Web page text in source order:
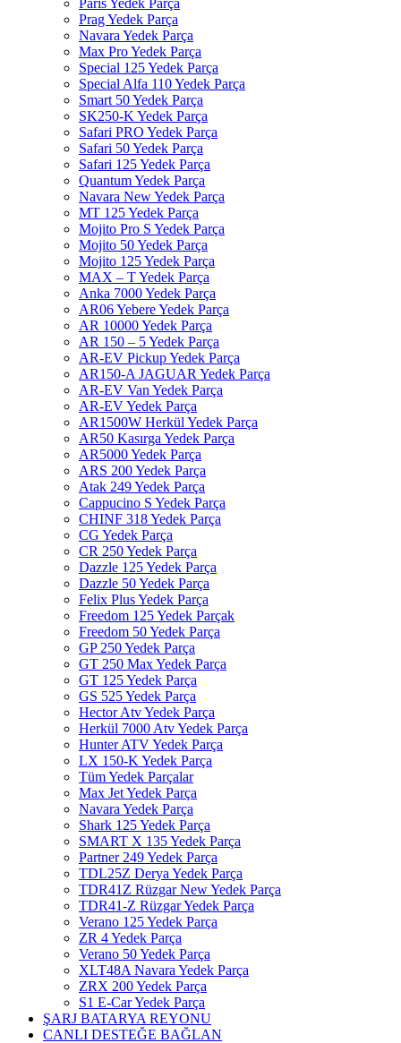
Prag Yedek Parça
Navara Yedek Parça
Max Pro Yedek Parça
Special 125 Yedek Parça
Special Alfa 110 Yedek Parça
Smart 50 Yedek Parça
SK250-K Yedek Parça
Safari PRO Yedek Parça
Safari 50 Yedek Parça
Safari 125 Yedek Parça
Quantum Yedek Parça
Navara New Yedek Parça
MT 125 Yedek Parça
Mojito Pro S Yedek Parça
Mojito 50 Yedek Parça
Mojito 125 Yedek Parça
MAX – T Yedek Parça
Anka 7000 Yedek Parça
AR06 Yebere Yedek Parça
AR 10000 Yedek Parça
AR 150 – 5 Yedek Parça
AR-EV Pickup Yedek Parça
AR150-A JAGUAR Yedek Parça
AR-EV Van Yedek Parça
AR-EV Yedek Parça
AR1500W Herkül Yedek Parça
AR50 Kasırga Yedek Parça
AR5000 Yedek Parça
ARS 200 Yedek Parça
Atak 249 Yedek Parça
Cappucino S Yedek Parça
CHINF 318 Yedek Parça
CG Yedek Parça
CR 250 Yedek Parça
Dazzle 125 Yedek Parça
Dazzle 50 Yedek Parça
Felix Plus Yedek Parça
Freedom 125 Yedek Parçak
Freedom 50 Yedek Parça
GP 250 Yedek Parça
GT 250 Max Yedek Parça
GT 125 Yedek Parça
GS 525 Yedek Parça
Hector Atv Yedek Parça
Herkül 7000 Atv Yedek Parça
Hunter ATV Yedek Parça
LX 150-K Yedek Parça
Tüm Yedek Parçalar
Max Jet Yedek Parça
Navara Yedek Parça
Shark 125 Yedek Parça
SMART X 135 Yedek Parça
Partner 249 Yedek Parça
TDL25Z Derya Yedek Parça
TDR41Z Rüzgar New Yedek Parça
TDR41-Z Rüzgar Yedek Parça
Verano 125 Yedek Parça
ZR 4 Yedek Parça
Verano 50 Yedek Parça
XLT48A Navara Yedek Parça
ZRX 200 Yedek Parça
S1 E-Car Yedek Parça
ŞARJ BATARYA REYONU
CANLI DESTEĞE BAĞLAN